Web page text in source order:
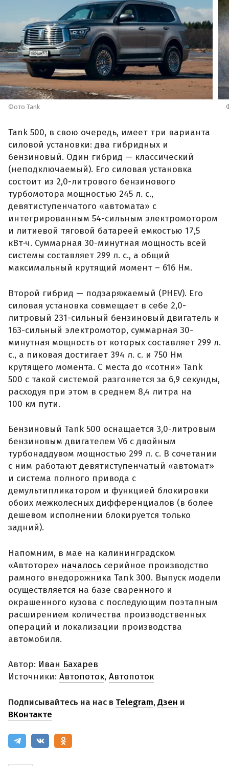
Фото Tank
Tank 500, в свою очередь, имеет три варианта
силовой установки: два гибридных и
бензиновый. Один гибрид — классический
(неподключаемый). Его силовая установка
состоит из 2,0-литрового бензинового
турбомотора мощностью 245 л. с.,
девятиступенчатого «автомата» с
интегрированным 54-сильным электромотором
и литиевой тяговой батареей емкостью 17,5
кВт·ч. Суммарная 30-минутная мощность всей
системы составляет 299 л. с., а общий
максимальный крутящий момент – 616 Нм.
Второй гибрид — подзаряжаемый (PHEV). Его
силовая установка совмещает в себе 2,0-
литровый 231-сильный бензиновый двигатель и
163-сильный электромотор, суммарная 30-
минутная мощность от которых составляет 299 л.
с., а пиковая достигает 394 л. с. и 750 Нм
крутящего момента. С места до «сотни» Tank
500 с такой системой разгоняется за 6,9 секунды,
расходуя при этом в среднем 8,4 литра на
100 км пути.
Бензиновый Tank 500 оснащается 3,0-литровым
бензиновым двигателем V6 с двойным
турбонаддувом мощностью 299 л. с. В сочетании
с ним работают девятиступенчатый «автомат»
и система полного привода с
демультипликатором и функцией блокировки
обоих межколесных дифференциалов (в более
дешевом исполнении блокируется только
задний).
Напомним, в мае на калининградском
«Автоторе» началось серийное производство
рамного внедорожника Tank 300. Выпуск модели
осуществляется на базе сваренного и
окрашенного кузова с последующим поэтапным
расширением количества производственных
операций и локализации производства
автомобиля.
Автор: Иван Бахарев
Источники: Автопоток, Автопоток
Подписывайтесь на нас в Telegram,Дзен и
ВКонтакте